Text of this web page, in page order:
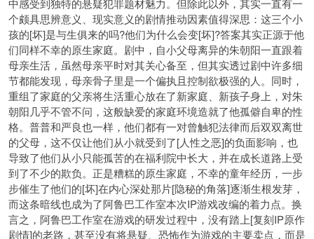
中感受到独特的悬疑犯罪题材魅力。但除此以外，其实一直有一
个颇具思辨意义、现实意义的剧情推动因素值得深思：这三个小
孩的[坏]是与生俱来的吗?他们为什么会变[坏]?答案其实正源于他
们同样不幸的原生家庭。剧中，自小父母离异的朱朝阳一直跟着
母亲生活，虽然母亲平时对其关心备至，但其实透过剧中许多细
节都能发现，母亲骨子里是一个偏执且控制欲极强的人。同时，
重组了家庭的父亲将生活重心放在了新家庭、新孩子身上，对朱
朝阳几乎不管不问，这般缺爱的家庭环境造就了他孤僻自卑的性
格。普普和严良也一样，他们都有一对曾触犯法律而后双双离世
的父母，这不仅让他们从小就受到了[人性之恶]的负面影响，也
导致了他们从小只能孤苦的在福利院中长大，并在成长道路上受
到了不少的欺负。正是糟糕的原生家庭，不幸的童年经历，一步
步催生了他们的[坏]在内心深处那片[隐秘的角落]逐渐生根发芽，
而这条暗线也成为了阿鲁巴工作室本次IP游戏改编的着力点。换
言之，阿鲁巴工作室在游戏的研发过程中，没有踏上[复刻IP原作
剧情]的老路，甚至没有将悬疑、恐怖作为游戏的主要卖点，而是